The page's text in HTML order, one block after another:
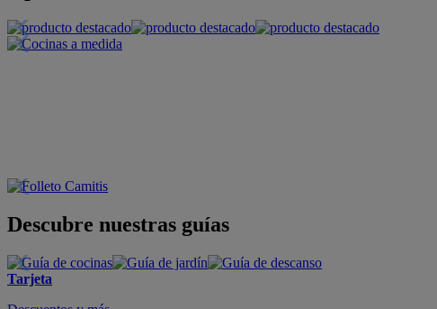
Descubre nuestras guías
Tarjeta